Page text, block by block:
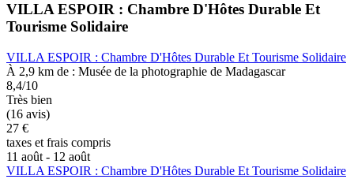
VILLA ESPOIR : Chambre D'Hôtes Durable Et
Tourisme Solidaire
VILLA ESPOIR : Chambre D'Hôtes Durable Et Tourisme Solidaire
À 2,9 km de : Musée de la photographie de Madagascar
8,4/10
Très bien
(16 avis)
27 €
taxes et frais compris
11 août - 12 août
VILLA ESPOIR : Chambre D'Hôtes Durable Et Tourisme Solidaire